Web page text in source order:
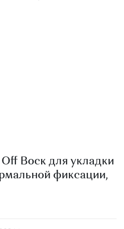
Воск для укладки
фиксации,